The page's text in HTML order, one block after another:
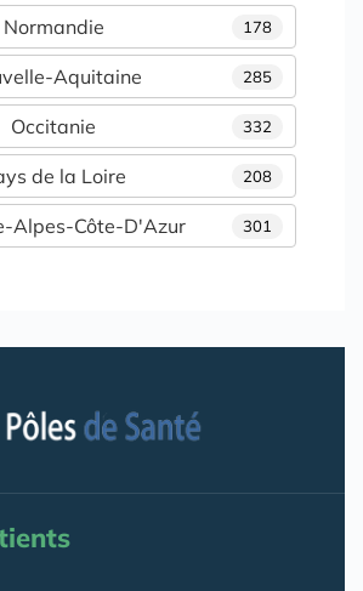
178
Normandie
285
Aquitaine
332
Occitanie
208
de la Loire
301
Alpes-Côte-D'Azur